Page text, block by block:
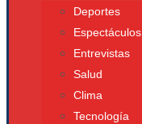
Deportes
Espectáculos
Entrevistas
Salud
Clima
Tecnología